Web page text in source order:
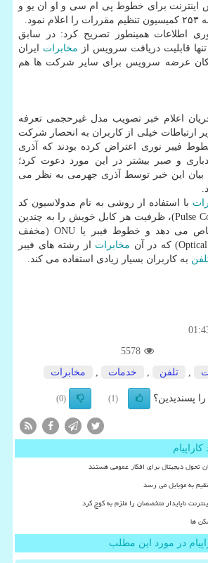
اینترنت برای خطوط پی ام سی و او ان یو و
اطلاعات همینطور تصریح كرد: در سابق
قابلیت دریافت سرویس از مخابرات ایران
عرضه سرویس برای سایر شركت ها هم
اعلام خبر تصویب مدل غیرحجمی تعرفه
ارتباطات خیلی از كاربران به انحصار شركت
فیبر نوری اعتراض كرده بودند كه آذری
و صبر بیشتر در این مورد دعوت كرد؛
بیان این خبر توسط آذری جهرمی به نظر می
با استفاده از روشی به نام مدولاسیون كد
پالس (Pulse Code Modulation)، ظرفیت هر كابل خویش را به چندین
ثابت اختصاص می دهد و خطوط فیبر یا ONU (مخفف
مخابرات از رشته های فیبر
به كاربران بسیار زیادی استفاده می كند.
5578
تلفن خدمات مخابرات
پسندیدین؟ (1)
(0)
تحول دیجیتال برای افکار عمومی هستند
به موبایل می رسد
ناپایدار متخصصان را ملزم به کوچ کرد
ها
در مورد این مطلب